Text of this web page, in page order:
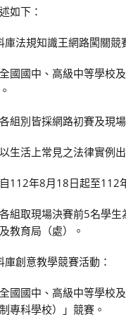
如下：
庫法規知識王網路闖關競
國國中、高級中等學校
組別皆採網路初賽及現
生活上常見之法律實例
112年8月18日起至112
組取現場決賽前5名學
教育局（處）。
創意教學競賽活動：
國國中、高級中等學校
專科學校）」競賽。